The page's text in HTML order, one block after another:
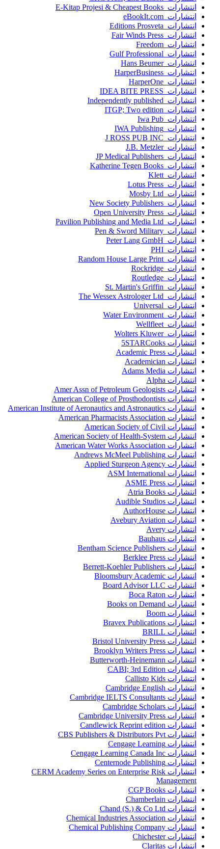
انتشارات E-Kitap Projesi & Cheapest Books
انتشارات eBookIt.com
انتشارات Editions Prosveta
انتشارات Fair Winds Press
انتشارات Freedom
انتشارات Gulf Professional
انتشارات Hans Beumer
انتشارات HarperBusiness
انتشارات HarperOne
انتشارات IDEA BITE PRESS
انتشارات Independently published
انتشارات ITGP; Two edition
انتشارات Iwa Pub
انتشارات IWA Publishing
انتشارات J ROSS PUB INC
انتشارات J.B. Metzler
انتشارات JP Medical Publishers
انتشارات Katherine Tegen Books
انتشارات Klett
انتشارات Lotus Press
انتشارات Mosby Ltd
انتشارات New Society Publishers
انتشارات Open University Press
انتشارات Pavilion Publishing and Media Ltd
انتشارات Pen & Sword Military
انتشارات Peter Lang GmbH
انتشارات PHI
انتشارات Random House Large Print
انتشارات Rockridge
انتشارات Routledge
انتشارات St. Martin's Griffin
انتشارات The Wessex Astrologer Ltd
انتشارات Universal
انتشارات Water Environment
انتشارات Wellfleet
انتشارات Wolters Kluwer
انتشارات 5STARCooks
انتشارات Academic Press
انتشارات Academician
انتشارات Adams Media
انتشارات Alpha
انتشارات Amer Assn of Petroleum Geologists
انتشارات American College of Prosthodontists
انتشارات American Institute of Aeronautics and Astronautics
انتشارات American Pharmacists Association
انتشارات American Society of Civil
انتشارات American Society of Health-System
انتشارات American Water Works Association
انتشارات Andrews McMeel Publishing
انتشارات Applied Sturgeon Agency
انتشارات ASM International
انتشارات ASME Press
انتشارات Atria Books
انتشارات Audible Studios
انتشارات AuthorHouse
انتشارات Avebury Aviation
انتشارات Avery
انتشارات Bauhaus
انتشارات Bentham Science Publishers
انتشارات Berklee Press
انتشارات Berrett-Koehler Publishers
انتشارات Bloomsbury Academic
انتشارات Board Advisor LLC
انتشارات Boca Raton
انتشارات Books on Demand
انتشارات Boom
انتشارات Bravex Publications
انتشارات BRILL
انتشارات Bristol University Press
انتشارات Brooklyn Writers Press
انتشارات Butterworth-Heinemann
انتشارات CABI; 3rd Edition
انتشارات Callisto Kids
انتشارات Cambridge English
انتشارات Cambridge IELTS Consultants
انتشارات Cambridge Scholars
انتشارات Cambridge University Press
انتشارات Candlewick Reprint edition
انتشارات CBS Publishers & Distributors Pvt
انتشارات Cengage Learning
انتشارات Cengage Learning Canada Inc
انتشارات Centernode Publishing
انتشارات CERM Academy Series on Enterprise Risk
Management
انتشارات CGP Books
انتشارات Chamberlain
انتشارات Chand (S.) & Co Ltd
انتشارات Chemical Industries Association
انتشارات Chemical Publishing Company
انتشارات Chichester
انتشارات Claritas